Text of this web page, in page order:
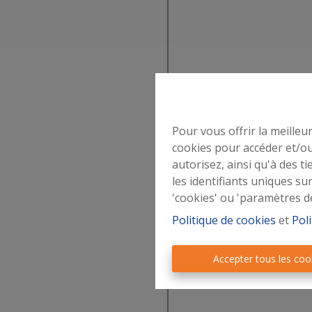
Pour vous offrir la
cookies pour accéder et/
autorisez, ainsi qu'à des
les identifiants uniques
'cookies' ou 'paramètres
Politique de cookies et
Accepter tous les